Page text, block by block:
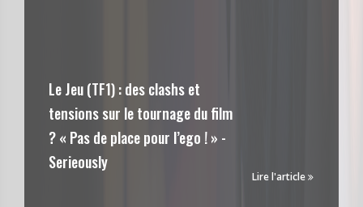
Le Jeu (TF1) : des clashs et
tensions sur le tournage du film
? « Pas de place pour l’ego ! » -
Serieously
Lire l'article